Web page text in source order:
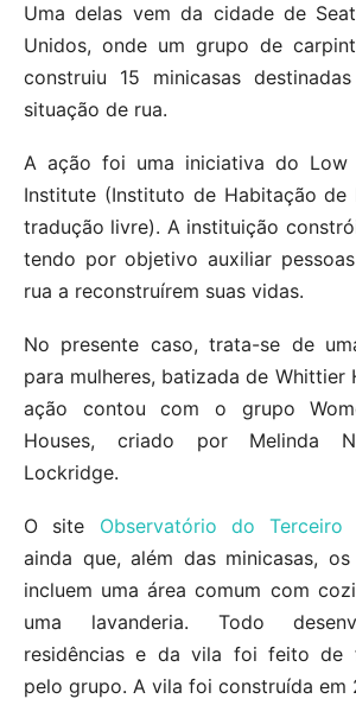
Uma delas vem da cidade de
Unidos, onde um grupo de
construiu 15 minicasas
situação de rua.
A ação foi uma iniciativa do Low
Institute (Instituto de Habitação de
tradução livre). A instituição
tendo por objetivo auxiliar
rua a reconstruírem suas vidas.
No presente caso, trata-se de
para mulheres, batizada de Whittier
ação contou com o grupo
Houses, criado por Melinda
Lockridge.
O site Observatório do Terceiro
ainda que, além das minicasas,
incluem uma área comum com
uma lavanderia. Todo
residências e da vila foi feito de
pelo grupo. A vila foi construída em